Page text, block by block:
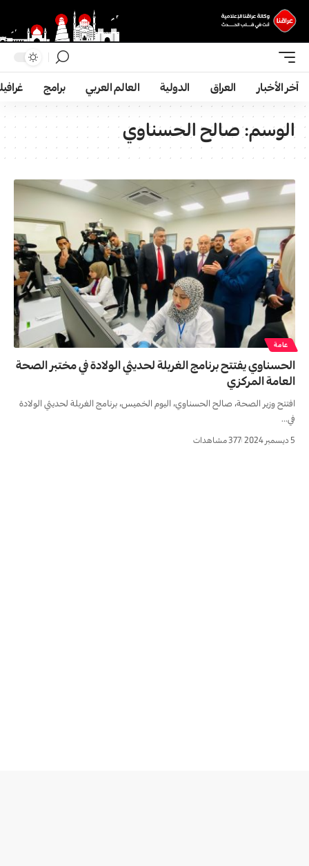
آخر الأخبار العراق الدولية العالم العربي برامج
الوسم:صالح الحسناوي
عامة
الحسناوي يفتتح برنامج الغربلة لحديثي الولادة في مختبر الصحة
العامة المركزي
افتتح وزير الصحة، صالح الحسناوي، اليوم الخميس، برنامج الغربلة لحديثي الولادة
في…
5 ديسمبر 2024 377 مشاهدات